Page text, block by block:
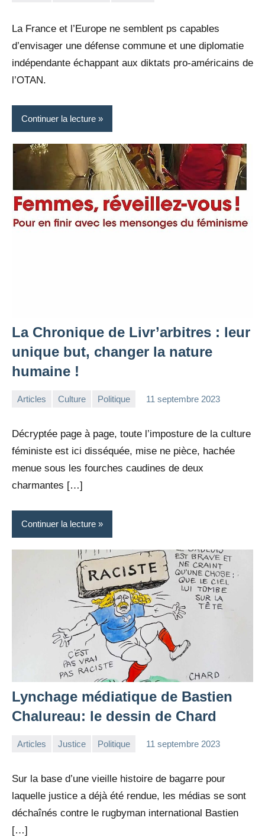
La France et l’Europe ne semblent ps capables
d’envisager une défense commune et une diplomatie
indépendante échappant aux diktats pro-américains de
l’OTAN.
Continuer la lecture
La Chronique de Livr’arbitres : leur
unique but, changer la nature
humaine !
Articles Culture Politique 11 septembre 2023
Décryptée page à page, toute l’imposture de la culture
féministe est ici disséquée, mise ne pièce, hachée
menue sous les fourches caudines de deux
charmantes […]
Continuer la lecture
Lynchage médiatique de Bastien
Chalureau: le dessin de Chard
Articles Justice Politique 11 septembre 2023
Sur la base d’une vieille histoire de bagarre pour
laquelle justice a déjà été rendue, les médias se sont
déchaînés contre le rugbyman international Bastien
[…]